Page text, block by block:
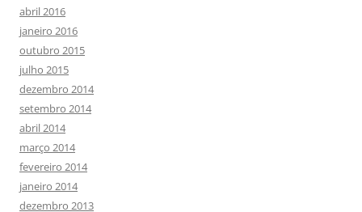
abril 2016
janeiro 2016
outubro 2015
julho 2015
dezembro 2014
setembro 2014
abril 2014
março 2014
fevereiro 2014
janeiro 2014
dezembro 2013